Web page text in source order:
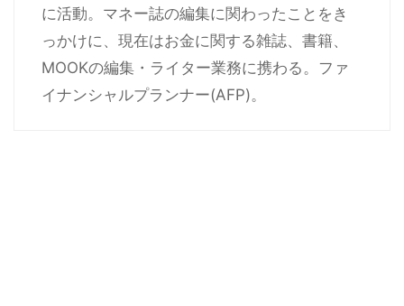
に活動。マネー誌の編集に関わったことをき
っかけに、現在はお金に関する雑誌、書籍、
MOOKの編集・ライター業務に携わる。ファ
イナンシャルプランナー(AFP)。